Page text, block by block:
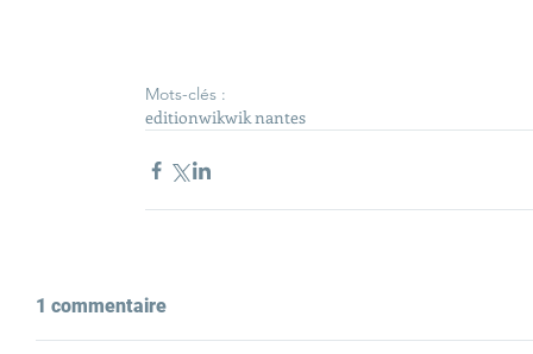
Mots-clés :
editionwikwik nantes
1 commentaire